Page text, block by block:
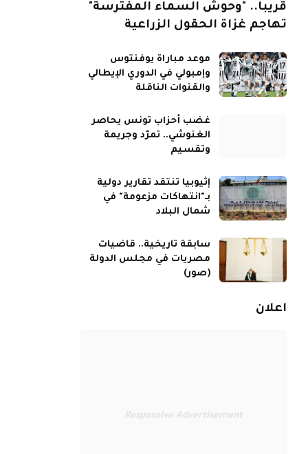
قريباً.. "وحوش السماء المفترسة"
تهاجم غزاة الحقول الزراعية
موعد مباراة يوفنتوس
وإمبولي في الدوري الإيطالي
والقنوات الناقلة
غضب أحزاب تونس يحاصر
الغنوشي.. تمرّد وجريمة
وتقسيم
إثيوبيا تنتقد تقارير دولية
بـ"انتهاكات مزعومة" في
شمال البلاد
سابقة تاريخية.. قاضيات
مصريات في مجلس الدولة
(صور)
اعلان
Responsive Advertisement